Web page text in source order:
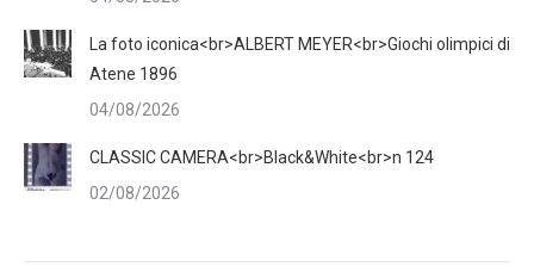
La foto iconica<br>ALBERT MEYER<br>Giochi olimpici di
Atene 1896
04/08/2026
CLASSIC CAMERA<br>Black&White<br>n 124
02/08/2026